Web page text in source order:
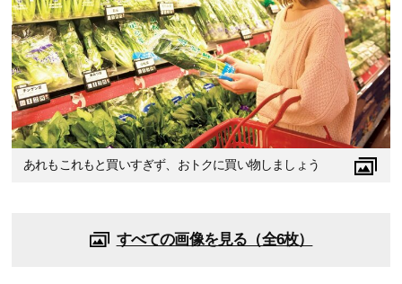
あれもこれもと買いすぎず、おトクに買い物しましょう
すべての画像を見る（全6枚）